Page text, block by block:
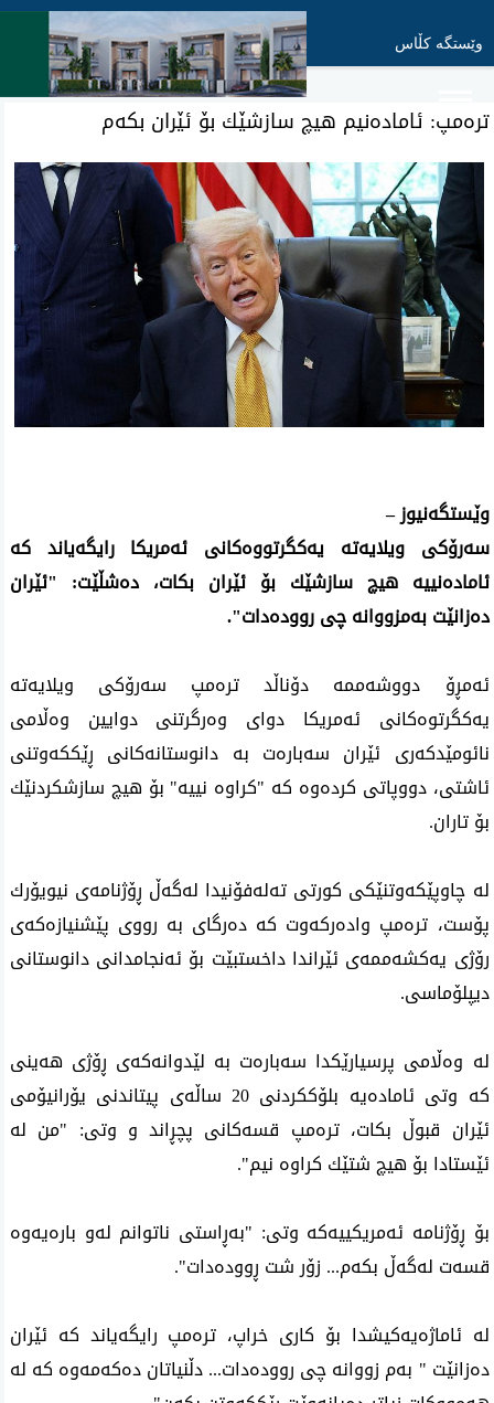
وێستگە کڵاس
تره‌مپ: ئاماده‌نیم هیچ سازشێك بۆ ئێران بكه‌م
وێستگه‌نیوز –
سه‌رۆكی‌ ویلایه‌ته‌ یه‌كگرتووه‌كانی‌ ئه‌مریكا رایگه‌یاند كه‌
ئاماده‌نییه‌ هیچ سازشێك بۆ ئێران بكات، ده‌شڵێت: "ئێران
ده‌زانێت به‌مزووانه‌ چی رووده‌دات".
ئه‌مڕۆ دووشه‌ممه‌ دۆناڵد تره‌مپ سه‌رۆكی ویلایه‌ته‌
یه‌كگرتوه‌كانی ئه‌مریكا دوای وه‌رگرتنی دوایین وه‌ڵامی
نائومێدكه‌ری ئێران سه‌باره‌ت به‌ دانوستانه‌كانی ڕێككه‌وتنی
ئاشتی، دووپاتی كرده‌وه‌ كه‌ "كراوه‌ نییه‌" بۆ هیچ سازشكردنێك
بۆ تاران.
له‌ چاوپێكه‌وتنێكی كورتی ته‌له‌فۆنیدا له‌گه‌ڵ ڕۆژنامه‌ی نیویۆرك
پۆست، تره‌مپ واده‌ركه‌وت كه‌ ده‌رگای به‌ رووی‌ پێشنیازه‌كه‌ی‌
رۆژی‌ یه‌كشه‌ممه‌ی‌ ئێراندا داخستبێت بۆ ئه‌نجامدانی دانوستانی
دیپلۆماسی.
له‌ وه‌ڵامی پرسیارێكدا سه‌باره‌ت به‌ لێدوانه‌كه‌ی ڕۆژی هه‌ینی
كه‌ وتی ئاماده‌یه‌ بلۆككردنی‌ 20 ساڵه‌ی پیتاندنی یۆرانیۆمی
ئێران قبوڵ بكات، تره‌مپ قسه‌كانی پچڕاند و وتی: "من له‌
ئێستادا بۆ هیچ شتێك كراوه‌ نیم".
بۆ ڕۆژنامه‌ ئه‌مریكییه‌كه‌ وتی‌: "به‌ڕاستی ناتوانم له‌و باره‌یه‌وه‌
قسه‌ت له‌گه‌ڵ بكه‌م... زۆر شت ڕووده‌دات".
له‌ ئاماژه‌یه‌كیشدا بۆ كاری‌ خراپ، تره‌مپ رایگه‌یاند كه‌ ئێران
ده‌زانێت " به‌م زووانه‌ چی‌ رووده‌دات... دڵنیاتان ده‌كه‌مه‌وه‌ كه‌ له‌